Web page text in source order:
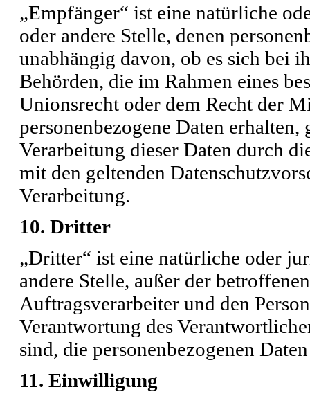
„Empfänger“ ist eine natürliche
oder andere Stelle, denen
unabhängig davon, ob es sich bei
Behörden, die im Rahmen eines
Unionsrecht oder dem Recht der
personenbezogene Daten
Verarbeitung dieser Daten durch
mit den geltenden
Verarbeitung.
10. Dritter
„Dritter“ ist eine natürliche oder
andere Stelle, außer der
Auftragsverarbeiter und den
Verantwortung des
sind, die personenbezogenen
11. Einwilligung